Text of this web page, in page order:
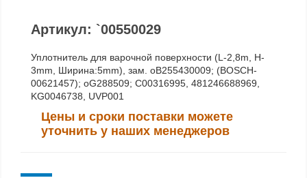
Артикул: `00550029
Уплотнитель для варочной поверхности (L-2,8m, H-
3mm, Ширина:5mm), зам. oB255430009; (BOSCH-
00621457); oG288509; C00316995, 481246688969,
KG0046738, UVP001
Цены и сроки поставки можете
уточнить у наших менеджеров